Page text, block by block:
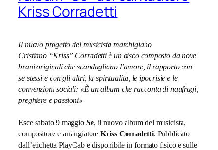
Kriss Corradetti
Il nuovo progetto del musicista marchigiano
Cristiano “Kriss” Corradetti è un disco composto da nove
brani originali che scandagliano l’amore, il rapporto con
se stessi e con gli altri, la spiritualità, le ipocrisie e le
convenzioni sociali: «È un album che racconta di naufragi,
preghiere e passioni»
Esce sabato 9 maggio Se, il nuovo album del musicista,
compositore e arrangiatoreKriss Corradetti. Pubblicato
dall’etichetta PlayCab e disponibile in formato fisico e sulle